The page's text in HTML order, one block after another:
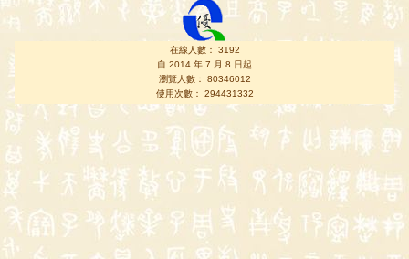
在線人數： 3192
自 2014 年 7 月 8 日起
瀏覽人數： 80346012
使用次數： 294431332